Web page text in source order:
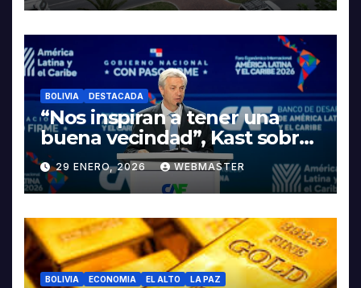
INDUSTRIALIZACIÓN DEL
LITIO
BOLIVIA DESTACADA
“Nos inspiran a tener una
buena vecindad”, Kast sobre
discurso del presidente
Rodrigo Paz
29 ENERO, 2026 WEBMASTER
BOLIVIA ECONOMIA EL ALTO LA PAZ